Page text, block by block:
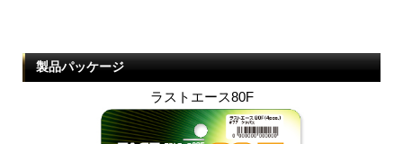
製品パッケージ
ラストエース80F